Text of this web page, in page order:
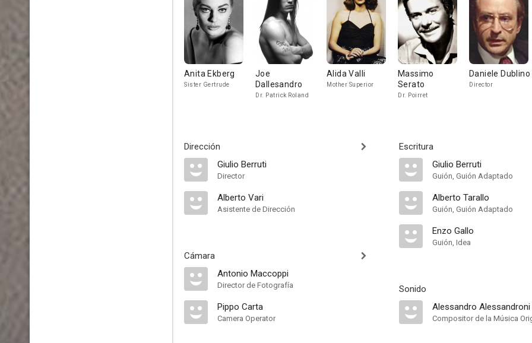
Anita Ekberg
Sister Gertrude
Joe
Dallesandro
Dr. Patrick Roland
Alida Valli
Mother Superior
Massimo
Serato
Dr. Poirret
Daniele Dublino
Director
Dirección
Giulio Berruti
Director
Alberto Vari
Asistente de Dirección
Cámara
Antonio Maccoppi
Director de Fotografía
Pippo Carta
Camera Operator
Escritura
Giulio Berruti
Guión, Guión Adaptado
Alberto Tarallo
Guión, Guión Adaptado
Enzo Gallo
Guión, Idea
Sonido
Alessandro Alessandroni
Compositor de la Música